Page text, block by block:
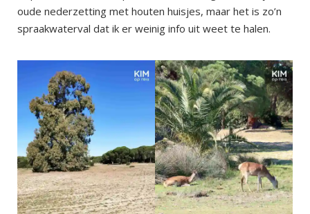
oude nederzetting met houten huisjes, maar het is zo’n
spraakwaterval dat ik er weinig info uit weet te halen.